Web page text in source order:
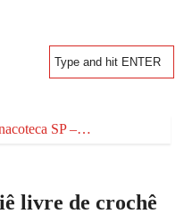
SP –…
livre de crochê